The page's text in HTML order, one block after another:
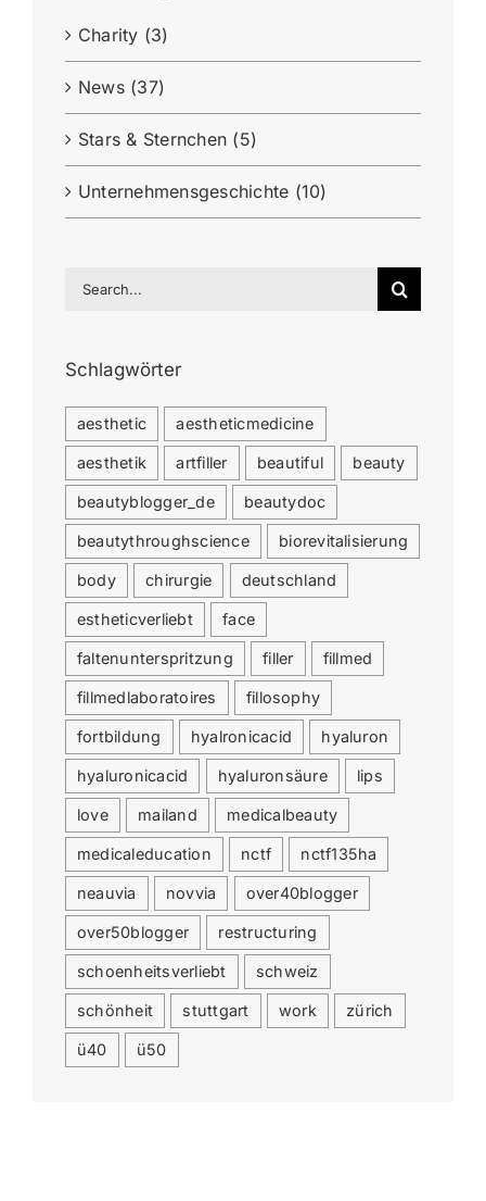
Charity (3)
News (37)
Stars & Sternchen (5)
Unternehmensgeschichte (10)
Search
Schlagwörter
aesthetic aestheticmedicine
aesthetik artfiller beautiful beauty
beautyblogger_de beautydoc
beautythroughscience biorevitalisierung
body chirurgie deutschland
estheticverliebt face
faltenunterspritzung filler fillmed
fillmedlaboratoires fillosophy
fortbildung hyalronicacid hyaluron
hyaluronicacid hyaluronsäure lips
love mailand medicalbeauty
medicaleducation nctf nctf135ha
neauvia novvia over40blogger
over50blogger restructuring
schoenheitsverliebt schweiz
schönheit stuttgart work zürich
ü40 ü50